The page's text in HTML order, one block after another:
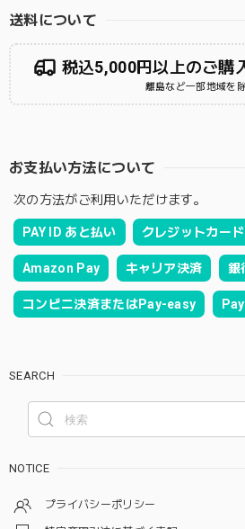
送料について
税込5,000円以上のご購
離島など一部地域を
お支払い方法について
次の方法がご利用いただけます。
PAY ID あと払い クレジットカード
Amazon Pay キャリア決済 銀
コンビニ決済またはPay-easy
SEARCH
NOTICE
プライバシーポリシー